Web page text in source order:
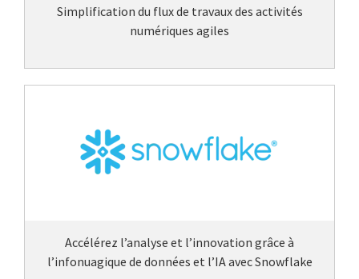
Simplification du flux de travaux des activités
numériques agiles
Accélérez l’analyse et l’innovation grâce à
l’infonuagique de données et l’IA avec Snowflake